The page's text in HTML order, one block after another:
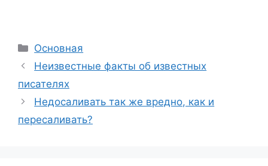
Рубрики
Основная
Неизвестные факты об известных
писателях
Недосаливать так же вредно, как и
пересаливать?